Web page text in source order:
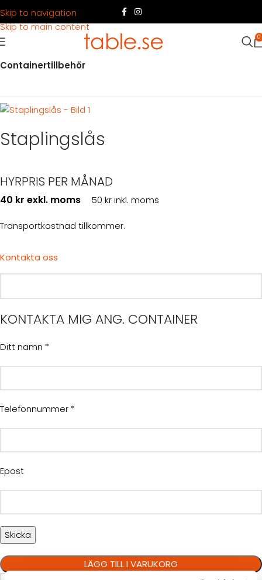
Skip to navigation
Skip to main content
0
Container Hyra container
Containertillbehör
Staplingslås
HYRPRIS PER MÅNAD
40 kr exkl. moms 50 kr inkl. moms
Transportkostnad tillkommer.
Kontakta oss
KONTAKTA MIG ANG. CONTAINER
Ditt namn *
Telefonnummer *
Epost
LÄGG TILL I VARUKORG